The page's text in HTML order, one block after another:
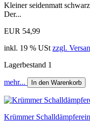
Kleiner seidenmatt
Der...
EUR 54,99
inkl. 19 % USt zzgl.
Lagerbestand 1
mehr... In den Warenkorb
Krümmer